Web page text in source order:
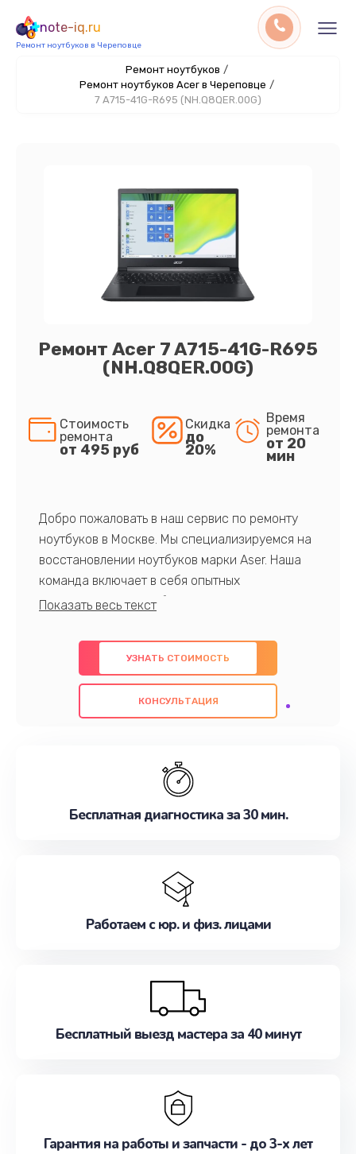
note-iq.ru
Ремонт ноутбуков в Череповце
Ремонт ноутбуков /
Ремонт ноутбуков Acer в Череповце /
7 A715-41G-R695 (NH.Q8QER.00G)
Ремонт Acer 7 A715-41G-R695
(NH.Q8QER.00G)
Стоимость
ремонта
от 495 руб
Скидка
до
20%
Время
ремонта
от 20
мин
Добро пожаловать в наш сервис по ремонту
ноутбуков в Москве. Мы специализируемся на
восстановлении ноутбуков марки Aser. Наша
команда включает в себя опытных
профессионалов с обширными знаниями и
предлагаем быстрый и качественный ремонт с
использованием оригинальных компонентов, а
также гарантируем качество всех
проведенных работ. Наша цель - предоставить
наилучшим образом. Не медлите записаться на
УЗНАТЬ СТОИМОСТЬ
КОНСУЛЬТАЦИЯ
Бесплатная диагностика за 30 мин.
Работаем с юр. и физ. лицами
Бесплатный выезд мастера за 40 минут
Гарантия на работы и запчасти - до 3-х лет